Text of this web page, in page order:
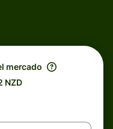
mercado
NZD